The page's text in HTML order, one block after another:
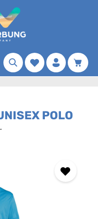
Merkzettel
POLO